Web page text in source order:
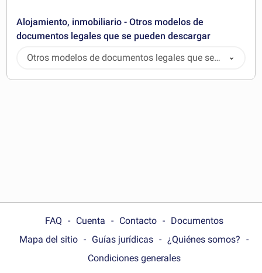
Alojamiento, inmobiliario - Otros modelos de
documentos legales que se pueden descargar
Otros modelos de documentos legales que se
pueden descargar
FAQ Cuenta Contacto
Documentos
Mapa del sitio
Guías jurídicas
¿Quiénes somos?
Condiciones generales